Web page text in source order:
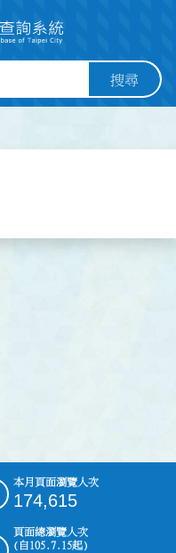
搜尋
本月頁面瀏覽人次
174,615
頁面總瀏覽人次
(自105.7.15起)